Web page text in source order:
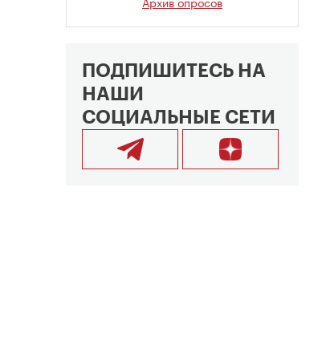
ПОДПИШИТЕСЬ НА
НАШИ
СОЦИАЛЬНЫЕ СЕТИ